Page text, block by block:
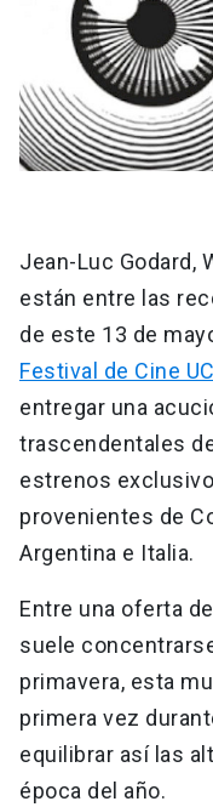
Jean-Luc Godard,
están entre las
de este 13 de
Festival de Cine UC
entregar una
trascendentales
estrenos
provenientes de
Argentina e Italia.
Entre una oferta
suele
primavera, esta
primera vez
equilibrar así las
época del año.